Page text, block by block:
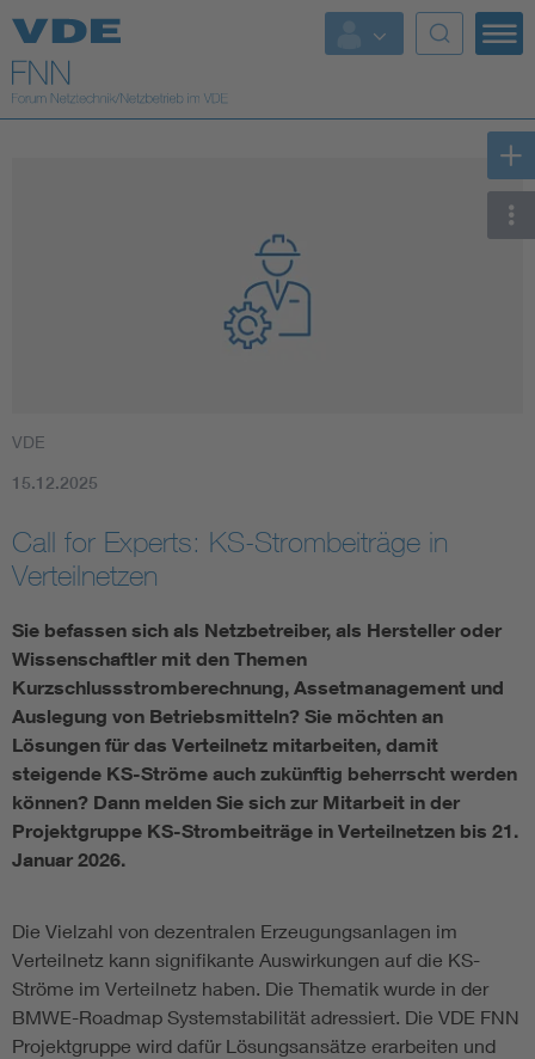
Top Themen
Fokusthemen
Vom Netz zum System
Digitalisierung und Metering
Versorgungsqualität Stromnetze
Innovative Netztechnologien
Umwelt- und Naturschutz
VDE
15.12.2025
Call for Experts: KS-Strombeiträge in
Verteilnetzen
Sie befassen sich als Netzbetreiber, als Hersteller oder
Wissenschaftler mit den Themen
Kurzschlussstromberechnung, Assetmanagement und
Auslegung von Betriebsmitteln? Sie möchten an
Lösungen für das Verteilnetz mitarbeiten, damit
steigende KS-Ströme auch zukünftig beherrscht werden
können? Dann melden Sie sich zur Mitarbeit in der
Projektgruppe KS-Strombeiträge in Verteilnetzen bis 21.
Januar 2026.
Die Vielzahl von dezentralen Erzeugungsanlagen im
Verteilnetz kann signifikante Auswirkungen auf die KS-
Ströme im Verteilnetz haben. Die Thematik wurde in der
BMWE-Roadmap Systemstabilität adressiert. Die VDE FNN
Projektgruppe wird dafür Lösungsansätze erarbeiten und